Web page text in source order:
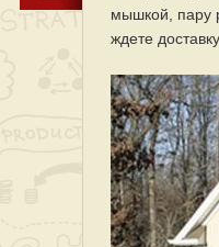
мышкой, пару
ждете